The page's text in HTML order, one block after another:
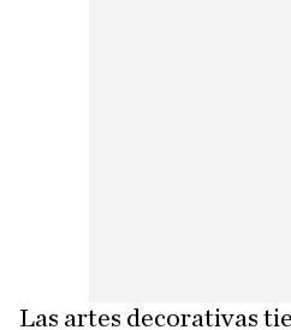
Las artes decorativas